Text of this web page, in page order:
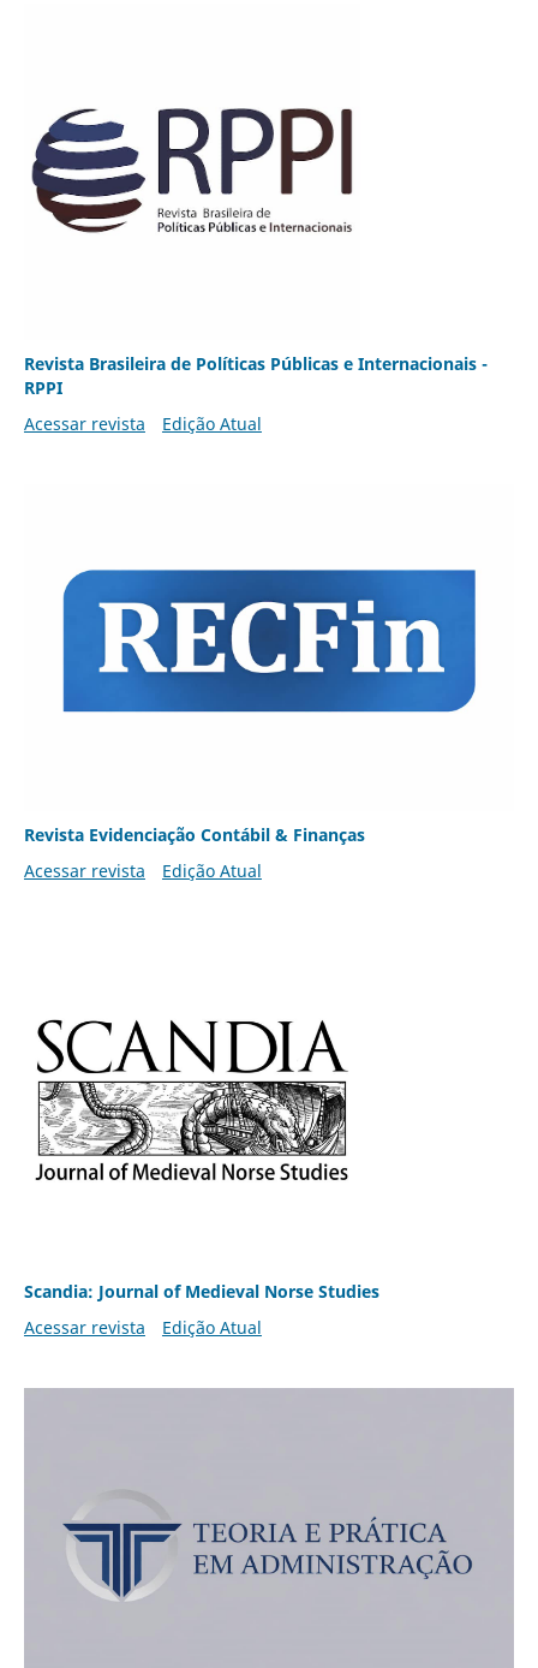
Revista Brasileira de Políticas Públicas e Internacionais -
RPPI
Acessar revista
Edição Atual
Revista Evidenciação Contábil & Finanças
Acessar revista
Edição Atual
Scandia: Journal of Medieval Norse Studies
Acessar revista
Edição Atual